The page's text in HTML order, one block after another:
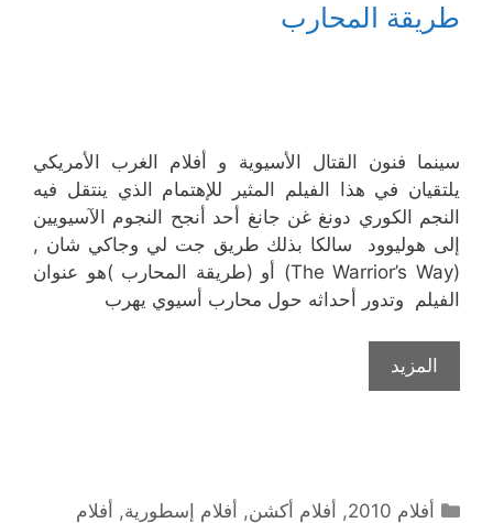
طريقة المحارب
سينما فنون القتال الأسيوية و أفلام الغرب الأمريكي
يلتقيان في هذا الفيلم المثير للإهتمام الذي ينتقل فيه
النجم الكوري دونغ غن جانغ أحد أنجح النجوم الآسيويين
إلى هوليوود سالكا بذلك طريق جت لي وجاكي شان ,
(The Warrior’s Way) أو (طريقة المحارب )هو عنوان
الفيلم وتدور أحداثه حول محارب أسيوي يهرب
المزيد
التصنيفات
أفلام 2010 , أفلام أكشن, أفلام إسطورية, أفلام